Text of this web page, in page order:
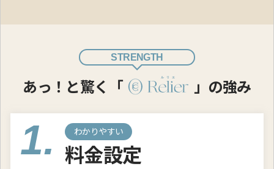
STRENGTH
あっ！と驚く「 」の強み
1. わかりやすい
料金設定